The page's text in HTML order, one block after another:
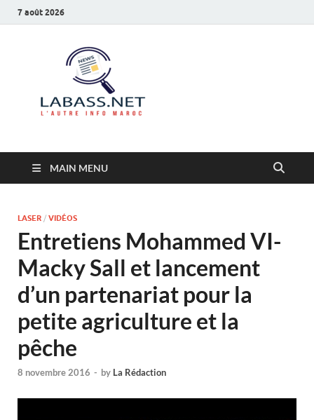
7 août 2026
MAIN MENU
LASER / VIDÉOS
Entretiens Mohammed VI-
Macky Sall et lancement
d’un partenariat pour la
petite agriculture et la
pêche
8 novembre 2016 - by La Rédaction